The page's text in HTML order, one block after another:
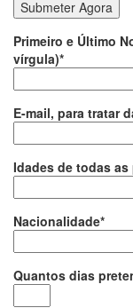
Primeiro e Último
vírgula)*
E-mail, para tratar
Idades de todas
Nacionalidade*
Quantos dias